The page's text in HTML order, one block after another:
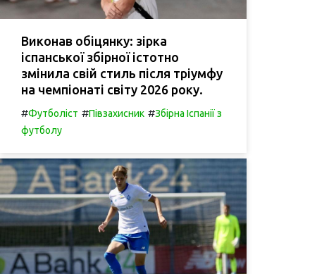
Виконав обіцянку: зірка
іспанської збірної істотно
змінила свій стиль після тріумфу
на чемпіонаті світу 2026 року.
#Футболіст #Півзахисник #Збірна Іспанії з
футболу